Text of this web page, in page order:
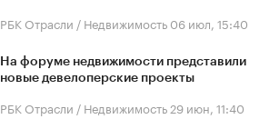
РБК Отрасли / Недвижимость 06 июл, 15:40
На форуме недвижимости представили
новые девелоперские проекты
РБК Отрасли / Недвижимость 29 июн, 11:40